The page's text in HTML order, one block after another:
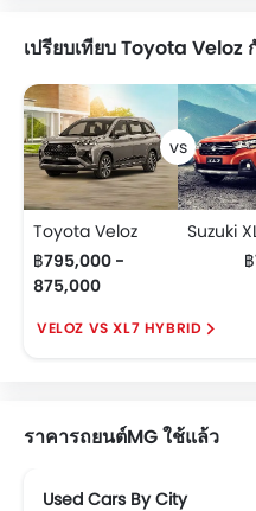
เปรียบเทียบ Toyota Veloz
Toyota Veloz
฿795,000 -
875,000
VELOZ VS XL7 HYBRID
ราคารถยนต์MG ใช้แล้ว
Used Cars By City